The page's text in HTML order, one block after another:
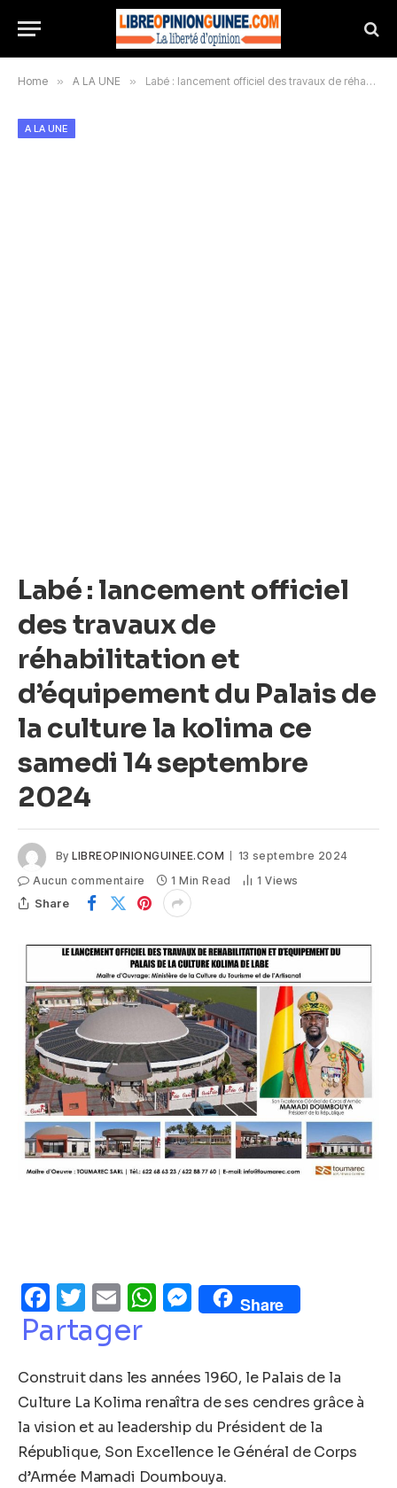
Home » A LA UNE » Labé : lancement officiel des travaux de réhabilitation et d’équipement du Palais de la culture la kolima ce samedi 14 septembre 2024
A LA UNE
Labé : lancement officiel
des travaux de
réhabilitation et
d’équipement du Palais de
la culture la kolima ce
samedi 14 septembre
2024
By LIBREOPINIONGUINEE.COM
13 septembre 2024
Aucun commentaire
1 Min Read 1Views
Share
Facebook
Twitter
EmailWhatsApp
Messenger
Share
Partager
Construit dans les années 1960, le Palais de la
Culture La Kolima renaîtra de ses cendres grâce à
la vision et au leadership du Président de la
République, Son Excellence le Général de Corps
d’Armée Mamadi Doumbouya.